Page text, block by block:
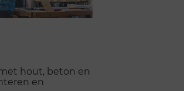
hout, beton en
en